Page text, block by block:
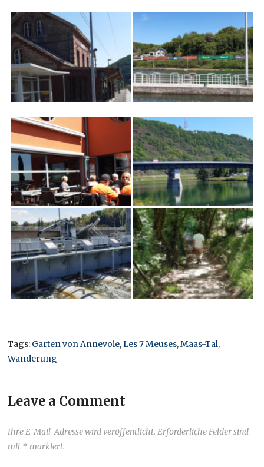
Tags: Garten von Annevoie,Les 7 Meuses,Maas-Tal,
Wanderung
Leave a Comment
Ihre E-Mail-Adresse wird veröffentlicht. Erforderliche Felder sind
mit * markiert.